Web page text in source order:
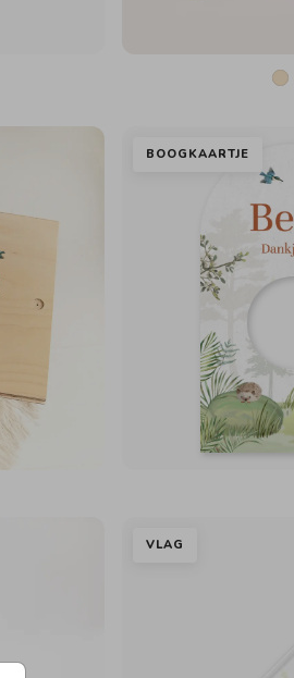
BOOGKAARTJE
VLAG